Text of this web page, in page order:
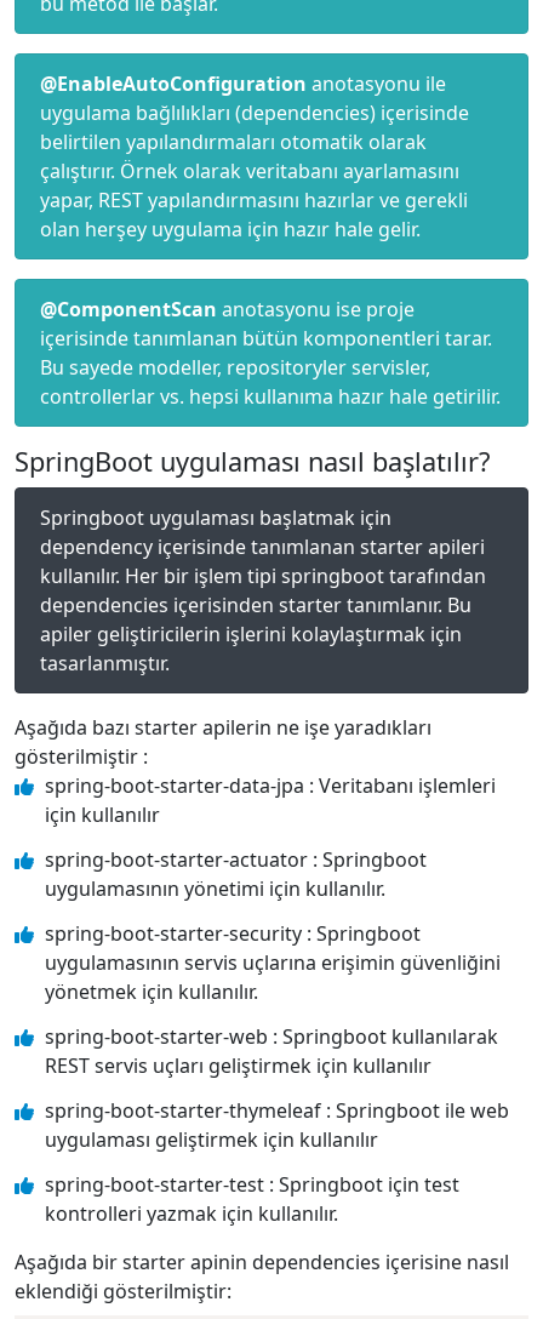
@EnableAutoConfiguration anotasyonu ile
uygulama bağlılıkları (dependencies) içerisinde
belirtilen yapılandırmaları otomatik olarak
çalıştırır. Örnek olarak veritabanı ayarlamasını
yapar, REST yapılandırmasını hazırlar ve gerekli
olan herşey uygulama için hazır hale gelir.
@ComponentScan anotasyonu ise proje
içerisinde tanımlanan bütün komponentleri tarar.
Bu sayede modeller, repositoryler servisler,
controllerlar vs. hepsi kullanıma hazır hale getirilir.
SpringBoot uygulaması nasıl başlatılır?
Springboot uygulaması başlatmak için
dependency içerisinde tanımlanan starter apileri
kullanılır. Her bir işlem tipi springboot tarafından
dependencies içerisinden starter tanımlanır. Bu
apiler geliştiricilerin işlerini kolaylaştırmak için
tasarlanmıştır.
Aşağıda bazı starter apilerin ne işe yaradıkları
gösterilmiştir :
spring-boot-starter-data-jpa : Veritabanı işlemleri
için kullanılır
spring-boot-starter-actuator : Springboot
uygulamasının yönetimi için kullanılır.
spring-boot-starter-security : Springboot
uygulamasının servis uçlarına erişimin güvenliğini
yönetmek için kullanılır.
spring-boot-starter-web : Springboot kullanılarak
REST servis uçları geliştirmek için kullanılır
spring-boot-starter-thymeleaf : Springboot ile web
uygulaması geliştirmek için kullanılır
spring-boot-starter-test : Springboot için test
kontrolleri yazmak için kullanılır.
Aşağıda bir starter apinin dependencies içerisine nasıl
eklendiği gösterilmiştir: